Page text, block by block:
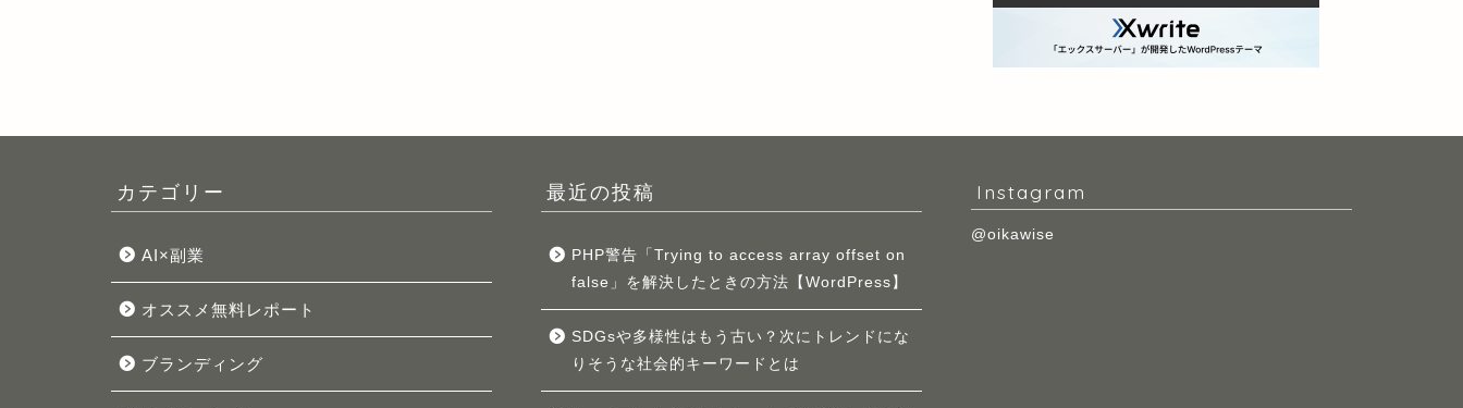
カテゴリー
AI×副業
オススメ無料レポート
ブランディング
最近の投稿
PHP警告「Trying to access array offset on
false」を解決したときの方法【WordPress】
SDGsや多様性はもう古い？次にトレンドにな
りそうな社会的キーワードとは
Instagram
@oikawise